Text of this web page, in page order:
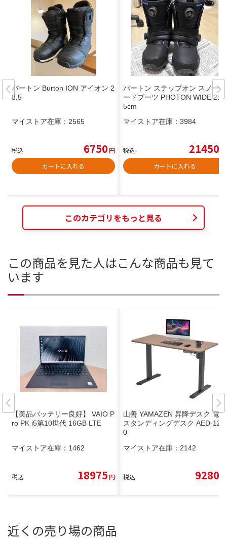
バートン Burton ION アイオン 2
8.5
マイストア在庫： 2565
税込 6750円
カートに入れる
バートン ステップオン スノーボ
ードブーツ PHOTON WIDE 25.
5cm
マイストア在庫： 3984
税込 21450
カートに入れる
このカテゴリをもっと見る
この商品を見た人はこんな商品も見て
います
【美品バッテリー良好】 VAIO P
ro PK i5第10世代 16GB LTE
マイストア在庫： 1462
税込 18975円
山善 YAMAZEN 昇降デスク 電動
スタンディングデスク AED-126
0
マイストア在庫： 2142
税込 9280
近くの売り場の商品